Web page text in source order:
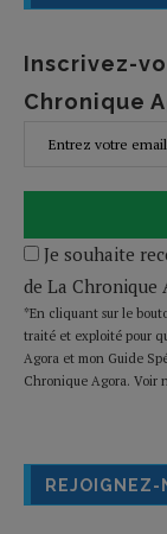
Inscrivez-
Chronique
Je souhaite
de La Chronique
*En cliquant sur le
traité et exploité pour
Agora et mon Guide
Chronique Agora. Voir
REJOIGNEZ-